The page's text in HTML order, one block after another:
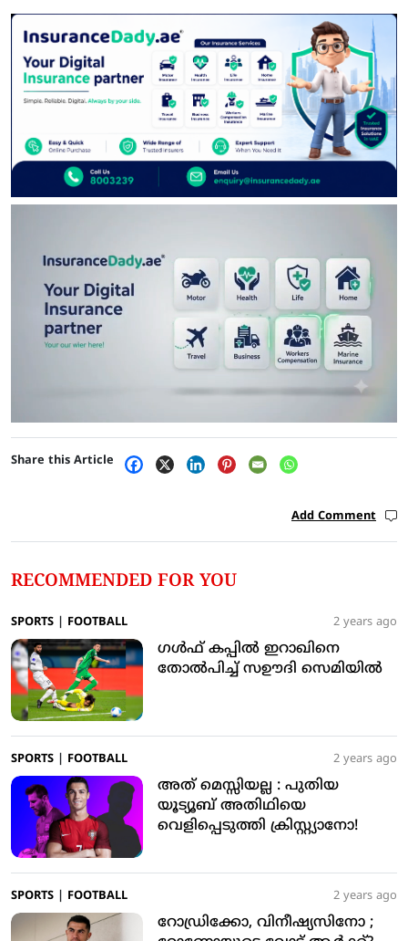
Share this Article
Add Comment
RECOMMENDED FOR YOU
SPORTS FOOTBALL 2 years ago
ഗള്‍ഫ് കപ്പില്‍ ഇറാഖിനെ
തോല്‍പിച്ച് സഊദി സെമിയില്‍
SPORTS FOOTBALL 2 years ago
അത് മെസ്സിയല്ല : പുതിയ
യൂട്യൂബ് അതിഥിയെ
വെളിപ്പെടുത്തി ക്രിസ്റ്റ്യാനോ!
SPORTS FOOTBALL 2 years ago
റോഡ്രിക്കോ, വിനീഷ്യസിനോ ;